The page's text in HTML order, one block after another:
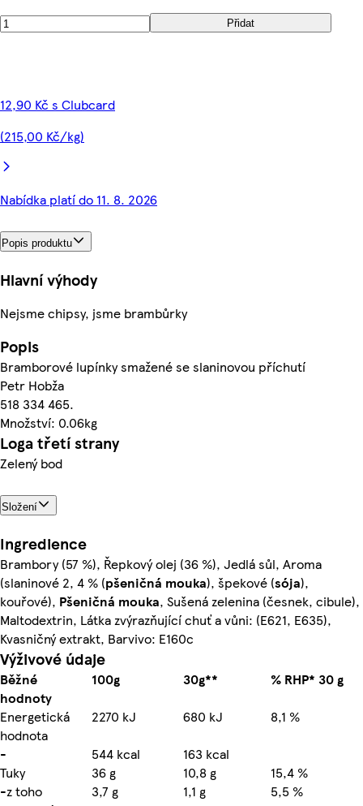
Přidat
12,90 Kč s Clubcard
(215,00 Kč/kg)
Nabídka platí do 11. 8. 2026
Popis produktu
Hlavní výhody
Nejsme chipsy, jsme brambůrky
Popis
Bramborové lupínky smažené se slaninovou příchutí
Petr Hobža
518 334 465.
Množství: 0.06kg
Loga třetí strany
Zelený bod
Složení
Ingredience
Brambory (57 %), Řepkový olej (36 %), Jedlá sůl, Aroma
(slaninové 2, 4 % (pšeničná mouka), špekové (sója),
kouřové), Pšeničná mouka, Sušená zelenina (česnek, cibule),
Maltodextrin, Látka zvýrazňující chuť a vůni: (E621, E635),
Kvasničný extrakt, Barvivo: E160c
Výživové údaje
Běžné
hodnoty
100g 30g**
% RHP* 30 g
Energetická
hodnota
2270 kJ 680 kJ
8,1 %
-
544 kcal
163 kcal
Tuky
36 g 10,8 g
15,4 %
-z toho
3,7 g 1,1 g 5,5 %